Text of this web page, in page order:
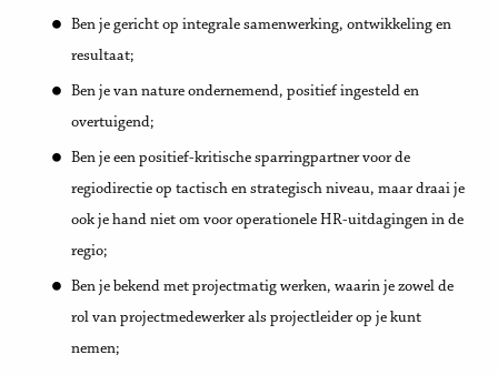
Ben je gericht op integrale samenwerking, ontwikkeling en
resultaat;
Ben je van nature ondernemend, positief ingesteld en
overtuigend;
Ben je een positief-kritische sparringpartner voor de
regiodirectie op tactisch en strategisch niveau, maar draai je
ook je hand niet om voor operationele HR-uitdagingen in de
regio;
Ben je bekend met projectmatig werken, waarin je zowel de
rol van projectmedewerker als projectleider op je kunt
nemen;